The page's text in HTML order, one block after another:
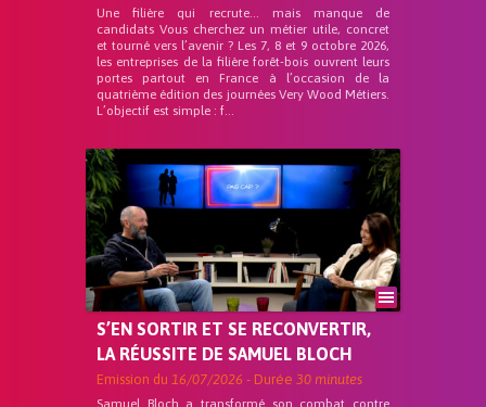
Une filière qui recrute… mais manque de
candidats Vous cherchez un métier utile, concret
et tourné vers l’avenir ? Les 7, 8 et 9 octobre 2026,
les entreprises de la filière forêt-bois ouvrent leurs
portes partout en France à l’occasion de la
quatrième édition des journées Very Wood Métiers.
L’objectif est simple : f...
S’EN SORTIR ET SE RECONVERTIR,
LA RÉUSSITE DE SAMUEL BLOCH
Emission du 16/07/2026 - Durée 30 minutes
Samuel Bloch a transformé son combat contre